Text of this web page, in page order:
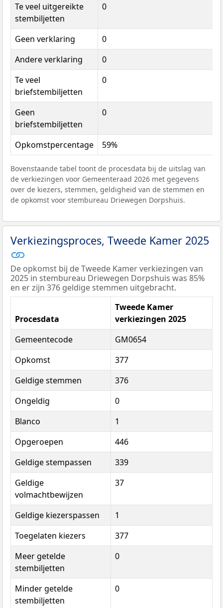
Te veel uitgereikte
stembiljetten
0
Geen verklaring
0
Andere verklaring
0
Te veel
briefstembiljetten
0
Geen
briefstembiljetten
0
Opkomstpercentage 59%
Bovenstaande tabel toont de procesdata bij de uitslag van
de verkiezingen voor Gemeenteraad 2026 met gegevens
over de kiezers, stemmen, geldigheid van de stemmen en
de opkomst voor stembureau Driewegen Dorpshuis.
Verkiezingsproces, Tweede Kamer 2025
De opkomst bij de Tweede Kamer verkiezingen van
2025 in stembureau Driewegen Dorpshuis was 85%
en er zijn 376 geldige stemmen uitgebracht.
Procesdata
Tweede Kamer
verkiezingen 2025
Gemeentecode
GM0654
Opkomst
377
Geldige stemmen
376
Ongeldig
0
Blanco
1
Opgeroepen
446
Geldige stempassen
339
Geldige
volmachtbewijzen
37
Geldige kiezerspassen
1
Toegelaten kiezers
377
Meer getelde
stembiljetten
0
Minder getelde
stembiljetten
0